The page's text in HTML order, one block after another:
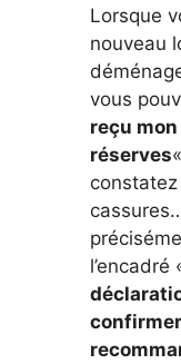
Lorsque
nouveau
vous
reçu
réserves
l’encadré